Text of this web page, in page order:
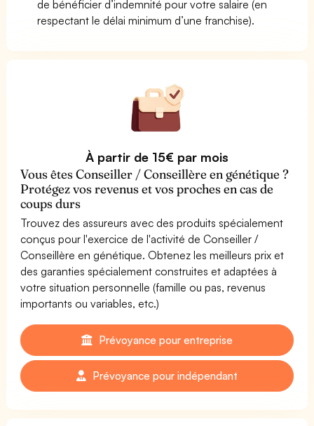
de bénéficier d’indemnité pour votre salaire (en
respectant le délai minimum d’une franchise).
À partir de 15€ par mois
Vous êtes Conseiller / Conseillère en génétique ?
Protégez vos revenus et vos proches en cas de
coups durs
Trouvez des assureurs avec des produits spécialement
conçus pour l'exercice de l'activité de Conseiller /
Conseillère en génétique. Obtenez les meilleurs prix et
des garanties spécialement construites et adaptées à
votre situation personnelle (famille ou pas, revenus
importants ou variables, etc.)
Prévoyance pour entreprise
Prévoyance pour indépendant